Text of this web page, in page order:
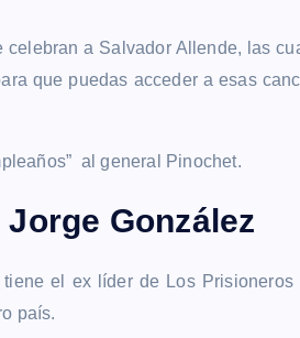
a Salvador Allende, las
que puedas acceder a esas
al general Pinochet.
Jorge González
el ex líder de Los
país.